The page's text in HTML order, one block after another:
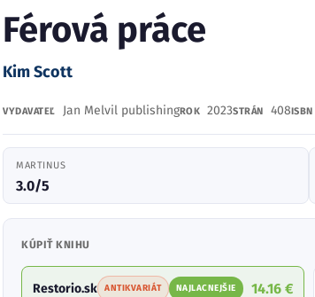
Férová práce
Kim Scott
VYDAVATEĽ Jan Melvil publishingROK 2023STRÁN 408ISBN
MARTINUS
3.0/5
KÚPIŤ KNIHU
Restorio.sk ANTIKVARIÁT NAJLACNEJŠIE 14.16 €